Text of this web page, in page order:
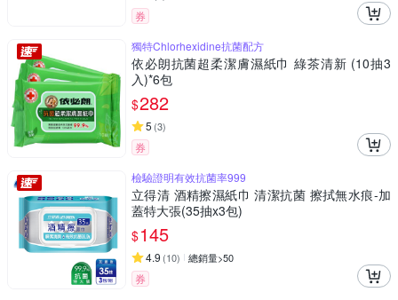
券
獨特Chlorhexidine抗菌配方
依必朗抗菌超柔潔膚濕紙巾 綠茶清新 (10抽3
入)*6包
$282
5 (3)
券
檢驗證明有效抗菌率999
立得清 酒精擦濕紙巾 清潔抗菌 擦拭無水痕-加
蓋特大張(35抽x3包)
$145
4.9 (10) 總銷量>50
券